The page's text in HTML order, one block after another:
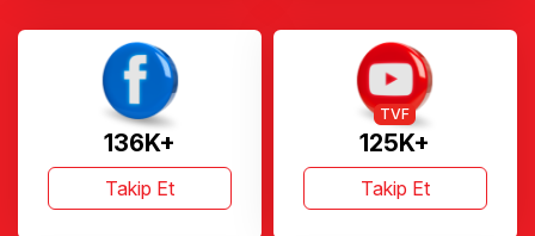
136K+
Takip Et
125K+
TVF
Takip Et